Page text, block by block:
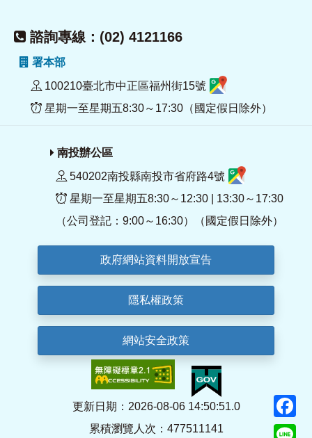
諮詢專線：(02) 4121166
署本部
100210臺北市中正區福州街15號
星期一至星期五8:30～17:30（國定假日除外）
南投辦公區
540202南投縣南投市省府路4號
星期一至星期五8:30～12:30 | 13:30～17:30
（公司登記：9:00～16:30）（國定假日除外）
政府網站資料開放宣告
隱私權政策
網站安全政策
更新日期：2026-08-06 14:50:51.0
累積瀏覽人次：477511141